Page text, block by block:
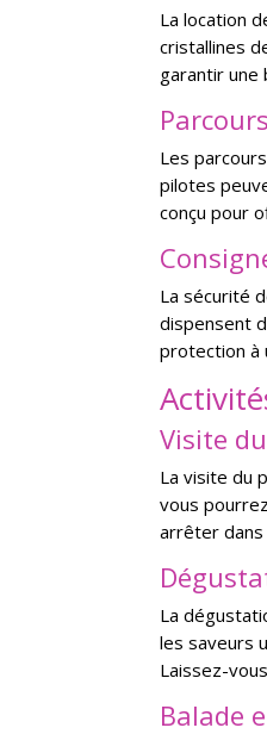
La location
cristallines
garantir une
Les
pilotes
conçu pour
La sécurité
dispensent
protection à
Visite
La visite du
vous
arrêter dans
La
les saveurs
Laissez-
Balade